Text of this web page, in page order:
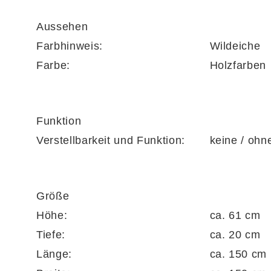
lässt sich die Wohnwand mit
Die Interliving Wohnzimmer Serie 2025 ist
Passende Tische und Beimöbel erweitern
persönlichen Stil.
Aussehen
Farbhinweis:
Wildeiche
Farbe:
Holzfarben
Funktion
Verstellbarkeit und Funktion:
keine /
Größe
Höhe:
ca. 61 cm
Tiefe:
ca. 20 cm
Länge:
ca. 150 cm